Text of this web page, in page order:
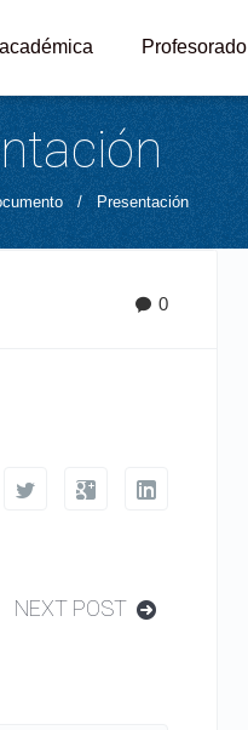
Profesorado
/ Presentación
0
NEXT POST